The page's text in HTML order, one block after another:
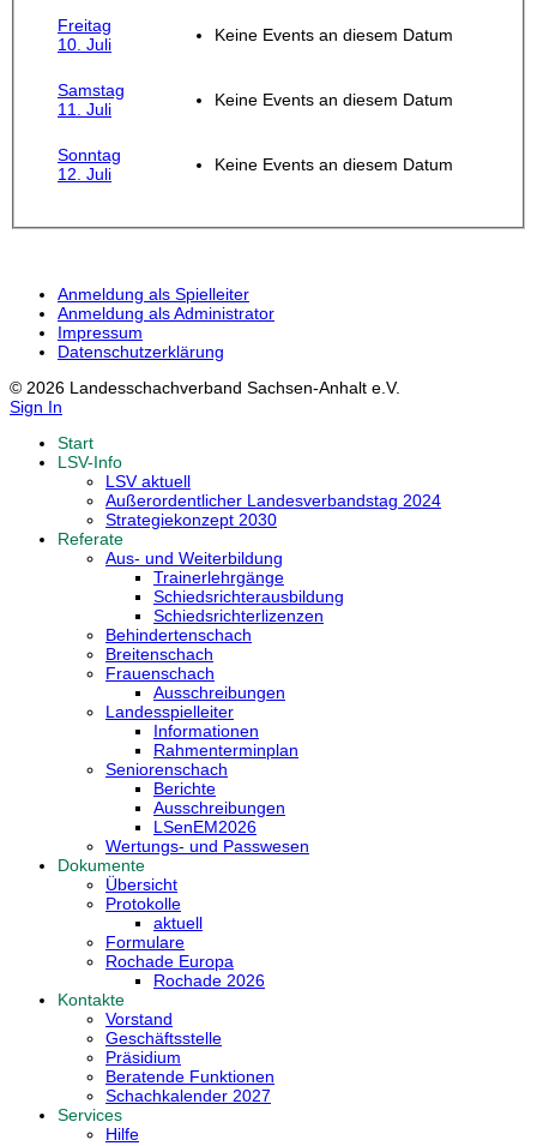
Freitag
10. Juli
Keine Events an diesem Datum
Samstag
11. Juli
Keine Events an diesem Datum
Sonntag
12. Juli
Keine Events an diesem Datum
Anmeldung als Spielleiter
Anmeldung als Administrator
Impressum
Datenschutzerklärung
© 2026 Landesschachverband Sachsen-Anhalt e.V.
Sign In
Start
LSV-Info
LSV aktuell
Außerordentlicher Landesverbandstag 2024
Strategiekonzept 2030
Referate
Aus- und Weiterbildung
Trainerlehrgänge
Schiedsrichterausbildung
Schiedsrichterlizenzen
Behindertenschach
Breitenschach
Frauenschach
Ausschreibungen
Landesspielleiter
Informationen
Rahmenterminplan
Seniorenschach
Berichte
Ausschreibungen
LSenEM2026
Wertungs- und Passwesen
Dokumente
Übersicht
Protokolle
aktuell
Formulare
Rochade Europa
Rochade 2026
Kontakte
Vorstand
Geschäftsstelle
Präsidium
Beratende Funktionen
Schachkalender 2027
Services
Hilfe